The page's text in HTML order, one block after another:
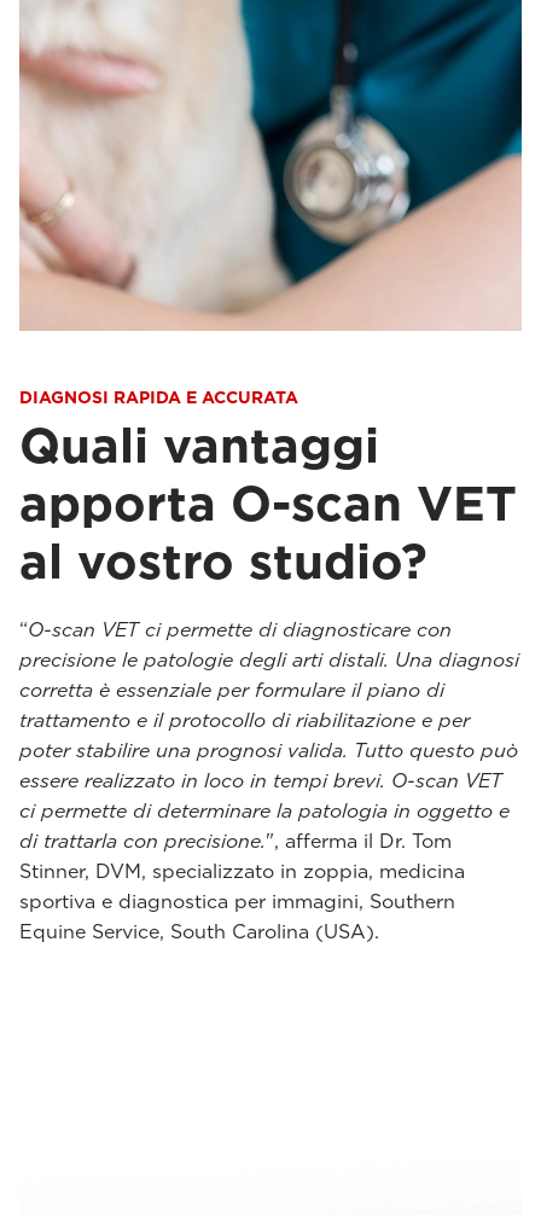
DIAGNOSI RAPIDA E ACCURATA
Quali vantaggi
apporta O-scan VET
al vostro studio?
“O-scan VET ci permette di diagnosticare con
precisione le patologie degli arti distali. Una diagnosi
corretta è essenziale per formulare il piano di
trattamento e il protocollo di riabilitazione e per
poter stabilire una prognosi valida. Tutto questo può
essere realizzato in loco in tempi brevi. O-scan VET
ci permette di determinare la patologia in oggetto e
di trattarla con precisione.", afferma il Dr. Tom
Stinner, DVM, specializzato in zoppia, medicina
sportiva e diagnostica per immagini, Southern
Equine Service, South Carolina (USA).